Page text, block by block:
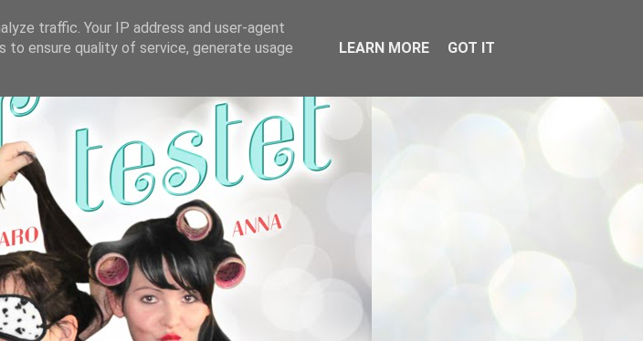
traffic. Your IP address and user-agent
to ensure quality of service, generate usage
LEARN MORE GOT IT